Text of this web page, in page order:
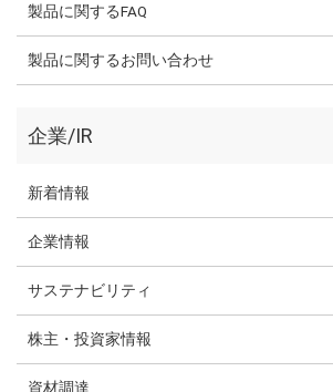
製品に関するFAQ
製品に関するお問い合わせ
企業/IR
新着情報
企業情報
サステナビリティ
株主・投資家情報
資材調達